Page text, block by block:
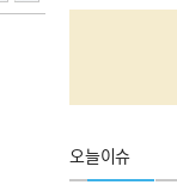
오늘이슈